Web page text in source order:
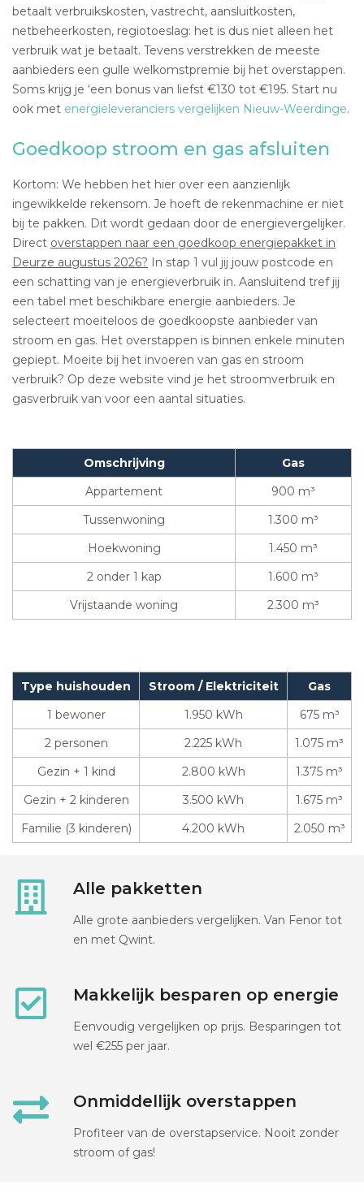
betaalt verbruikskosten, vastrecht, aansluitkosten,
netbeheerkosten, regiotoeslag: het is dus niet alleen het
verbruik wat je betaalt. Tevens verstrekken de meeste
aanbieders een gulle welkomstpremie bij het overstappen.
Soms krijg je ‘een bonus van liefst €130 tot €195. Start nu
ook met energieleveranciers vergelijken Nieuw-Weerdinge.
Goedkoop stroom en gas afsluiten
Kortom: We hebben het hier over een aanzienlijk
ingewikkelde rekensom. Je hoeft de rekenmachine er niet
bij te pakken. Dit wordt gedaan door de energievergelijker.
Direct overstappen naar een goedkoop energiepakket in
Deurze augustus 2026? In stap 1 vul jij jouw postcode en
een schatting van je energieverbruik in. Aansluitend tref jij
een tabel met beschikbare energie aanbieders. Je
selecteert moeiteloos de goedkoopste aanbieder van
stroom en gas. Het overstappen is binnen enkele minuten
gepiept. Moeite bij het invoeren van gas en stroom
verbruik? Op deze website vind je het stroomverbruik en
gasverbruik van voor een aantal situaties.
Omschrijving
Gas
Appartement
900 m³
Tussenwoning
1.300 m³
Hoekwoning
1.450 m³
2 onder 1 kap
1.600 m³
Vrijstaande woning
2.300 m³
Type huishouden Stroom / Elektriciteit
Gas
1 bewoner
1.950 kWh
675 m³
2 personen
2.225 kWh
1.075 m³
Gezin + 1 kind
2.800 kWh
1.375 m³
Gezin + 2 kinderen
3.500 kWh
1.675 m³
Familie (3 kinderen)
4.200 kWh 2.050 m³
Alle pakketten
Alle grote aanbieders vergelijken. Van Fenor tot
en met Qwint.
Makkelijk besparen op energie
Eenvoudig vergelijken op prijs. Besparingen tot
wel €255 per jaar.
Onmiddellijk overstappen
Profiteer van de overstapservice. Nooit zonder
stroom of gas!